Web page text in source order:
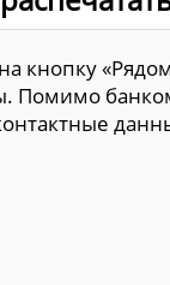
кнопку
Помимо